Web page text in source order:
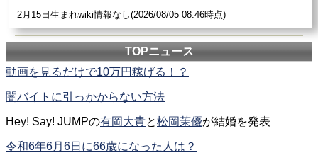
2月15日生まれwiki情報なし(2026/08/05 08:46時点)
TOPニュース
動画を見るだけで10万円稼げる！？
闇バイトに引っかからない方法
Hey! Say! JUMPの有岡大貴と松岡茉優が結婚を発表
令和6年6月6日に66歳になった人は？